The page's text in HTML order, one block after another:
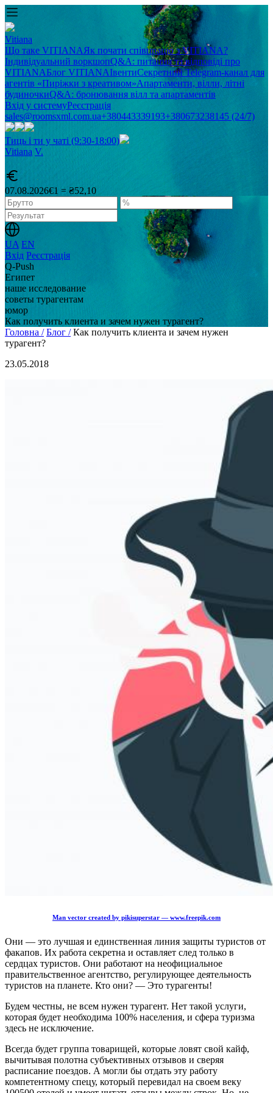
Vitiana
Що таке VITIANAЯк почати співпрацю з VITIANA?
Індивідуальний воркшопQ&A: питання та відповіді про
VITIANAБлог VITIANAІвентиСекретний Telegram-канал для
агентів «Пиріжки з креативом»Апартаменти, вілли, літні
будиночкиQ&A: бронювання вілл та апартаментів
Вхід у системуРеєстрація
sales@roomsxml.com.ua+380443339193+380673238145 (24/7)
Тиць і ти у чаті (9:30-18:00)
Vitiana V.
07.08.2026€1 = ₴52,10
UA EN
Вхід Реєстрація
Q-Push
Египет
наше исследование
советы турагентам
юмор
Как получить клиента и зачем нужен турагент?
Головна / Блог / Как получить клиента и зачем нужен
турагент?
23.05.2018
Man vector created by pikisuperstar — www.freepik.com
Они — это лучшая и единственная линия защиты туристов от
факапов. Их работа секретна и оставляет след только в
сердцах туристов. Они работают на неофициальное
правительственное агентство, регулирующее деятельность
туристов на планете. Кто они? — Это турагенты!
Будем честны, не всем нужен турагент. Нет такой услуги,
которая будет необходима 100% населения, и сфера туризма
здесь не исключение.
Всегда будет группа товарищей, которые ловят свой кайф,
вычитывая полотна субъективных отзывов и сверяя
расписание поездов. А могли бы отдать эту работу
компетентному спецу, который перевидал на своем веку